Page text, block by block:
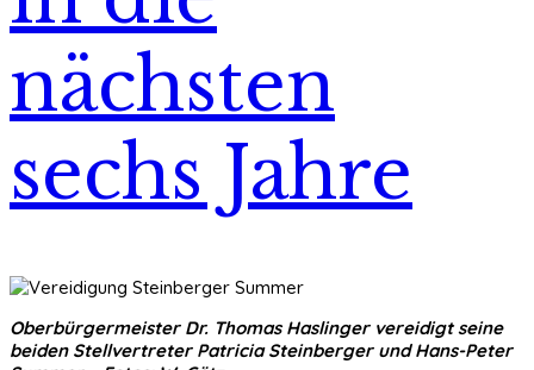
nächsten
sechs Jahre
Oberbürgermeister Dr. Thomas Haslinger vereidigt seine
beiden Stellvertreter Patricia Steinberger und Hans-Peter